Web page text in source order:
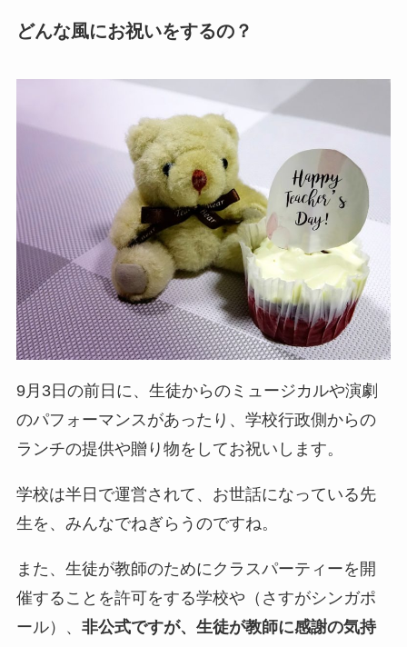
どんな風にお祝いをするの？
9月3日の前日に、生徒からのミュージカルや演劇
のパフォーマンスがあったり、学校行政側からの
ランチの提供や贈り物をしてお祝いします。
学校は半日で運営されて、お世話になっている先
生を、みんなでねぎらうのですね。
また、生徒が教師のためにクラスパーティーを開
催することを許可をする学校や（さすがシンガポ
ール）、 非公式ですが、生徒が教師に感謝の気持